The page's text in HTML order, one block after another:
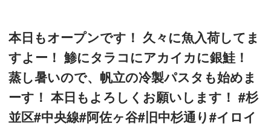
本日もオープンです！ 久々に魚入荷してま
すよー！ 鯵にタラコにアカイカに銀鮭！
蒸し暑いので、帆立の冷製パスタも始めま
ーす！ 本日もよろしくお願いします！ #杉
並区#中央線#阿佐ヶ谷#旧中杉通り#イロイ